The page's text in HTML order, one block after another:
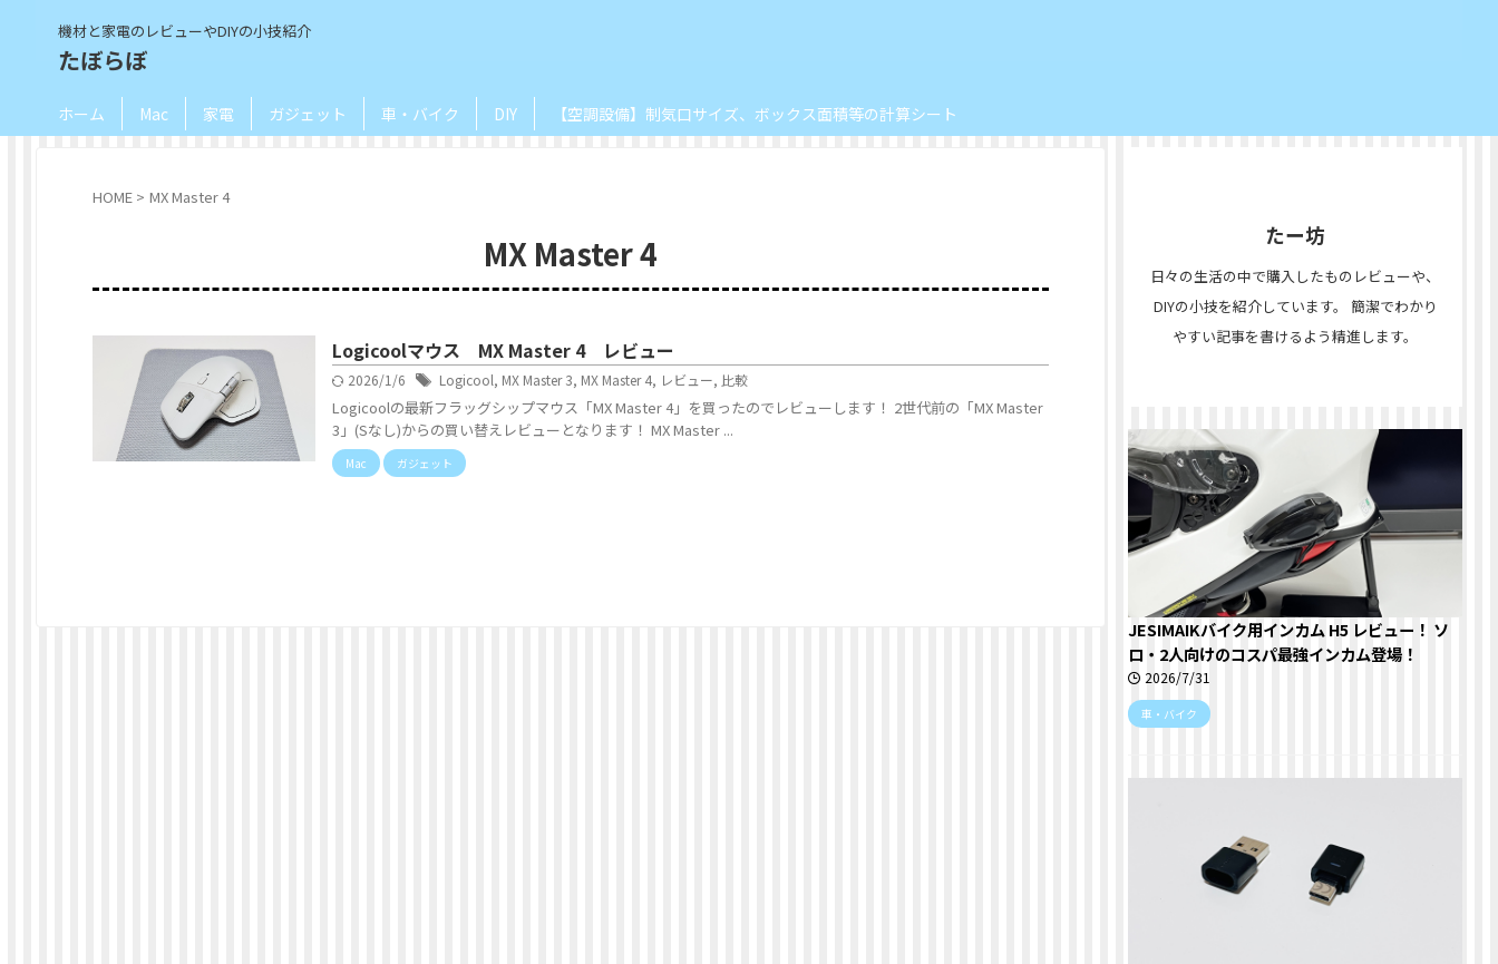
機材と家電のレビューやDIYの小技紹介
たぼらぼ
ホーム Mac 家電 ガジェット 車・バイク DIY 【空調設備】制気口サイズ、ボックス面積等の計算シート
HOME > MX Master 4
MX Master 4
Logicoolマウス MX Master 4 レビュー
2026/1/6 Logicool, MX Master 3, MX Master 4, レビュー, 比較
Logicoolの最新フラッグシップマウス「MX Master 4」を買ったのでレビューします！ 2世代前の「MX Master
3」(Sなし)からの買い替えレビューとなります！ MX Master ...
Mac ガジェット
たー坊
日々の生活の中で購入したものレビューや、
DIYの小技を紹介しています。 簡潔でわかり
やすい記事を書けるよう精進します。
JESIMAIKバイク用インカム H5 レビュー！ ソ
ロ・2人向けのコスパ最強インカム登場！
2026/7/31
車・バイク